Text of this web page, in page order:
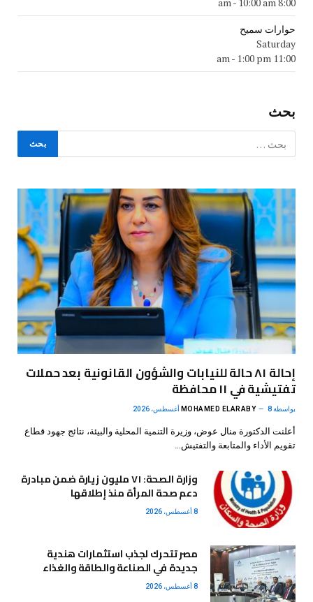
حوارات سميح
Saturday
11:00 am
- 1:00 pm
بحث
إحالة ٨١ حالة للنيابات والشؤون القانونية بعد حملات
تفتيشية في ١١ محافظة
بواسطة MOHAMED ELARABY 8 أغسطس، 2026
أعلنت الدكتورة منال عوض، وزيرة التنمية المحلية والبيئة، نتائج جهود قطاع
تقويم الأداء والمتابعة والتفتيش…
وزارة الصحة: ٧١ مليون زيارة ضمن مبادرة
دعم صحة المرأة منذ إطلاقها
8 أغسطس، 2026
مصر تتحرك لجذب استثمارات هندية
جديدة في الصناعة والطاقة والغذاء
8 أغسطس، 2026